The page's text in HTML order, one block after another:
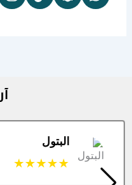
البتول
★★★★★